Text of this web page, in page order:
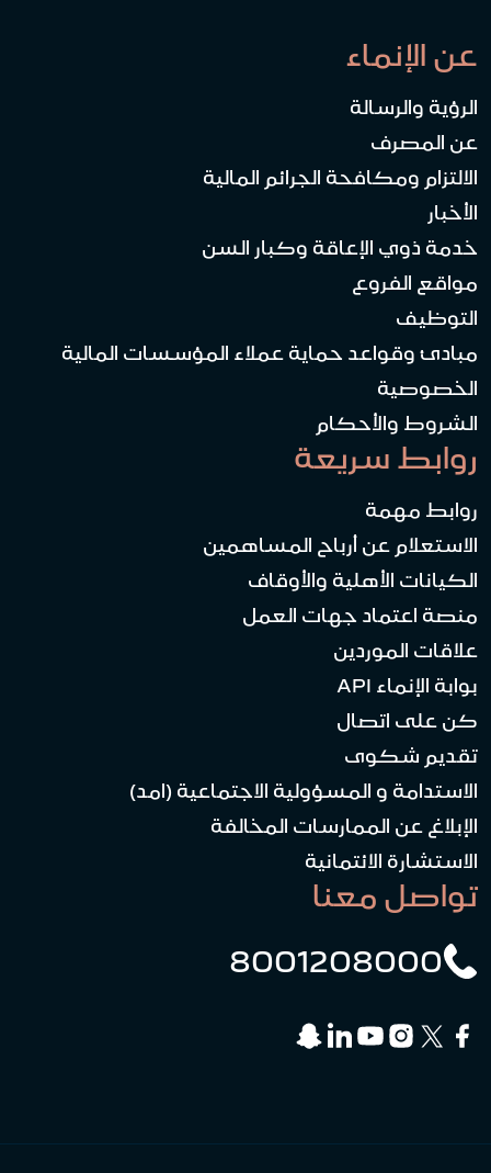
عن الإنماء
الرؤية والرسالة
عن المصرف
الالتزام ومكافحة الجرائم المالية
الأخبار
خدمة ذوي الإعاقة وكبار السن
مواقع الفروع
التوظيف
مبادئ وقواعد حماية عملاء المؤسسات المالية
الخصوصية
الشروط والأحكام
روابط سريعة
روابط مهمة
الاستعلام عن أرباح المساهمين
الكيانات الأهلية والأوقاف
منصة اعتماد جهات العمل
علاقات الموردين
بوابة الإنماء API
كن على اتصال
تقديم شكوى
الاستدامة و المسؤولية الاجتماعية (امد)
الإبلاغ عن الممارسات المخالفة
الاستشارة الائتمانية
تواصل معنا
8001208000